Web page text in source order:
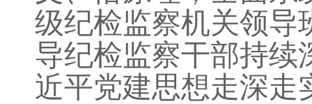
级纪检监察机关领导
导纪检监察干部持续
近平党建思想走深走